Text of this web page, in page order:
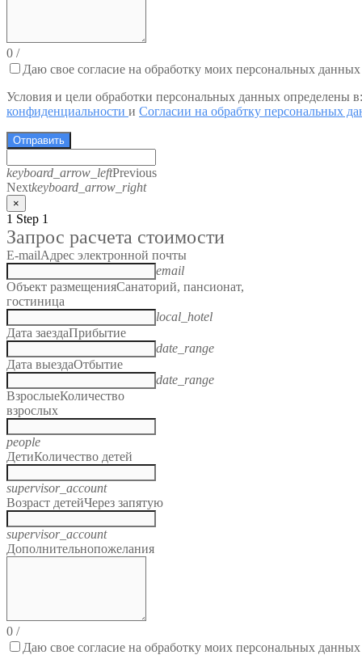
0 /
Даю свое согласие на обработку моих персональных данных
Условия и цели обработки персональных данных определены
конфиденциальности и Согласии на обрабтку персональных
Отправить
keyboard_arrow_leftPrevious
Nextkeyboard_arrow_right
×
1 Step 1
Запрос расчета стоимости
E-mailАдрес электронной почты
email
Объект размещенияСанаторий, пансионат,
гостиница
local_hotel
Дата заездаПрибытие
date_range
Дата выездаОтбытие
date_range
ВзрослыеКоличество
взрослых
people
ДетиКоличество детей
supervisor_account
Возраст детейЧерез запятую
supervisor_account
Дополнительнопожелания
0 /
Даю свое согласие на обработку моих персональных данных